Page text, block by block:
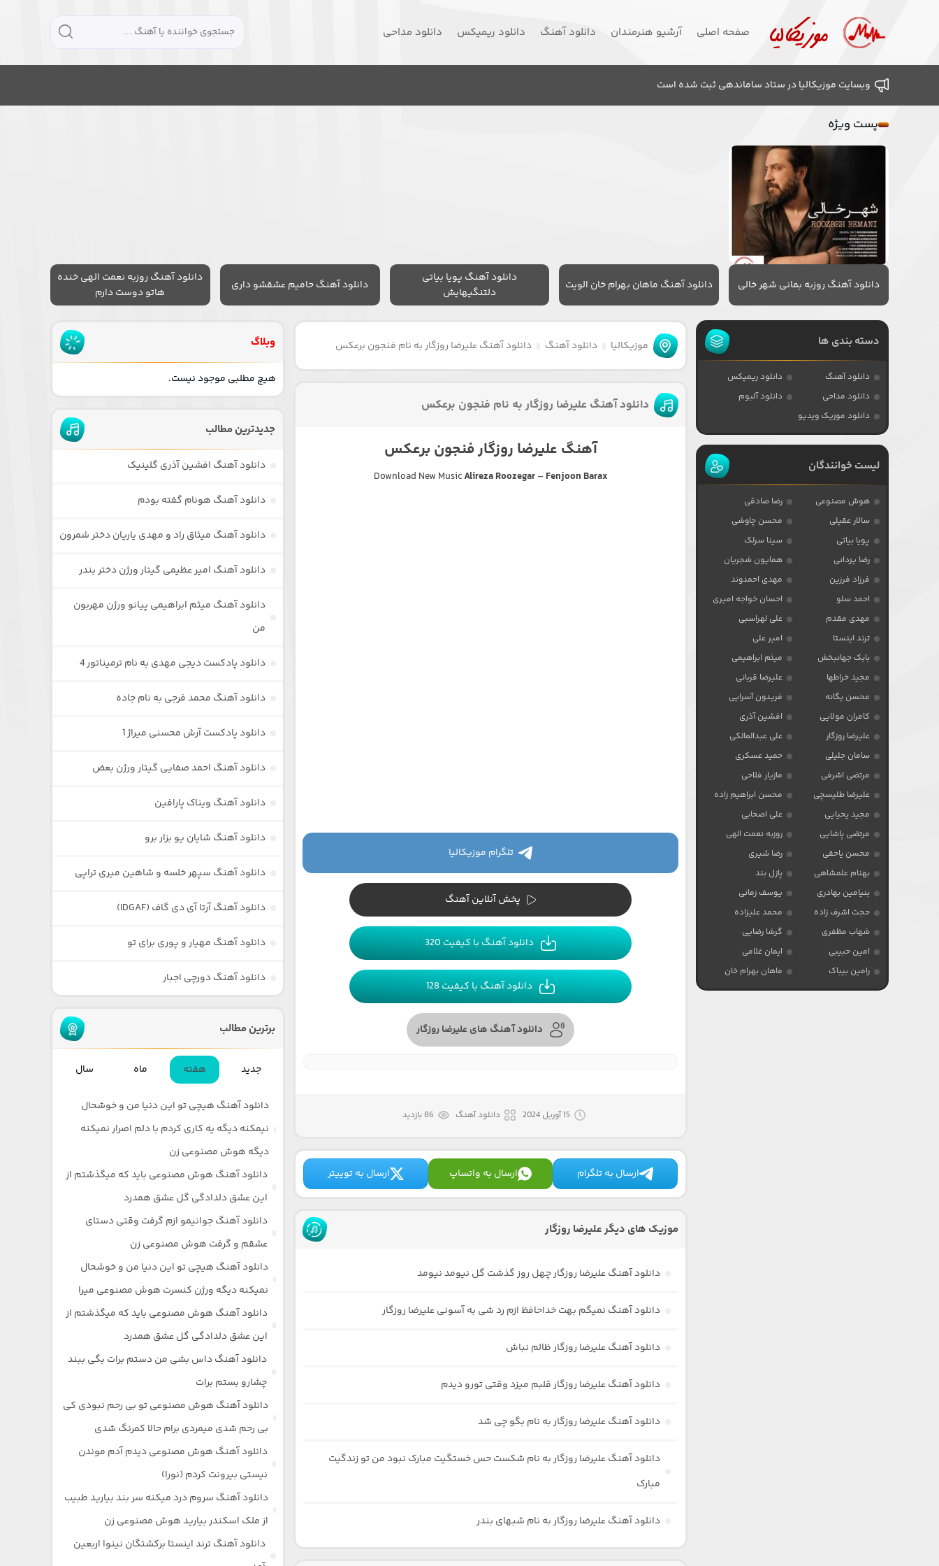
صفحه اصلی آرشیو هنرمندان دانلود آهنگ دانلود ریمیکس دانلود مداحی
وبسایت موزیکالیا در ستاد ساماندهی ثبت شده است
پست ویژه
دانلود آهنگ روزبه بمانی شهر خالی دانلود آهنگ ماهان بهرام خان الویت
دانلود آهنگ پویا بیاتی
دلتنگیهایش
دانلود آهنگ حامیم عشقشو داری
دانلود آهنگ روزبه نعمت الهی خنده
هاتو دوست دارم
موزیکالیا دانلود آهنگ دانلود آهنگ علیرضا روزگار به نام فنجون برعکس
دانلود آهنگ علیرضا روزگار به نام فنجون برعکس
آهنگ علیرضا روزگار فنجون برعکس
Download New MusicAlireza Roozegar– Fenjoon Barax
تلگرام موزیکالیا
پخش آنلاین آهنگ
دانلود آهنگ با کیفیت 320
دانلود آهنگ با کیفیت 128
دانلود آهنگ های علیرضا روزگار
15 آوریل 2024 دانلود آهنگ 86 بازدید
ارسال به تلگرام ارسال به واتساپ ارسال به توییتر
موزیک های دیگر علیرضا روزگار
دانلود آهنگ علیرضا روزگار چهل روز گذشت گل نیومد نیومد
دانلود آهنگ نمیگم بهت خداحافظ ازم رد شی به آسونی علیرضا روزگار
دانلود آهنگ علیرضا روزگار ظالم نباش
دانلود آهنگ علیرضا روزگار قلبم میزد وقتی تورو دیدم
دانلود آهنگ علیرضا روزگار به نام بگو چی شد
دانلود آهنگ علیرضا روزگار به نام شکست حس خستگیت مبارک نبود من تو زندگیت
مبارک
دانلود آهنگ علیرضا روزگار به نام شبهای بندر
دسته بندی ها
دانلود آهنگ
دانلود ریمیکس
دانلود مداحی
دانلود آلبوم
دانلود موزیک ویدیو
لیست خوانندگان
هوش مصنوعی
رضا صادقی
سالار عقیلی
محسن چاوشی
پویا بیاتی
سینا سرلک
رضا یزدانی
همایون شجریان
فرزاد فرزین
مهدی احمدوند
احمد سلو
احسان خواجه امیری
مهدی مقدم
علی لهراسبی
ترند اینستا
امیر علی
بابک جهانبخش
میثم ابراهیمی
مجید خراطها
علیرضا قربانی
محسن یگانه
فریدون آسرایی
کامران مولایی
افشین آذری
علیرضا روزگار
علی عبدالمالکی
سامان جلیلی
حمید عسکری
مرتضی اشرفی
مازیار فلاحی
علیرضا طلیسچی
محسن ابراهیم زاده
مجید یحیایی
علی اصحابی
مرتضی پاشایی
روزبه نعمت الهی
محسن یاحقی
رضا شیری
بهنام علمشاهی
پازل بند
بنیامین بهادری
یوسف زمانی
حجت اشرف زاده
محمد علیزاده
شهاب مظفری
گرشا رضایی
امین حبیبی
ایمان غلامی
رامین بیباک
ماهان بهرام خان
وبلاگ
هیچ مطلبی موجود نیست.
جدیدترین مطالب
دانلود آهنگ افشین آذری گلینیک
دانلود آهنگ هونام گفته بودم
دانلود آهنگ میثاق راد و مهدی یاریان دختر شمرون
دانلود آهنگ امیر عظیمی گیتار ورژن دختر بندر
دانلود آهنگ میثم ابراهیمی پیانو ورژن مهربون
من
دانلود پادکست دیجی مهدی به نام ترمیناتور 4
دانلود آهنگ محمد فرجی به نام جاده
دانلود پادکست آرش محسنی میراژ 1
دانلود آهنگ احمد صفایی گیتار ورژن بعض
دانلود آهنگ ویناک پارافین
دانلود آهنگ شایان یو بزار برو
دانلود آهنگ سپهر خلسه و شاهین میری تراپی
دانلود آهنگ آرتا آی دی گاف (IDGAF)
دانلود آهنگ مهیار و پوری برای تو
دانلود آهنگ دورچی اجبار
برترین مطالب
جدید هفته ماه سال
دانلود آهنگ هیچی تو این دنیا من و خوشحال
نیمکنه دیگه یه کاری کردم با دلم اصرار نمیکنه
دیگه هوش مصنوعی زن
دانلود آهنگ هوش مصنوعی باید که میگذشتم از
این عشق دلدادگی گل عشق همدرد
دانلود آهنگ جوانیمو ازم گرفت وقتی دستای
عشقم و گرفت هوش مصنوعی زن
دانلود آهنگ هیچی تو این دنیا من و خوشحال
نمیکنه دیگه ورژن کنسرت هوش مصنوعی میرا
دانلود آهنگ هوش مصنوعی باید که میگذشتم از
این عشق دلدادگی گل عشق همدرد
دانلود آهنگ داس بشی من دستم برات بگی ببند
چشارو بستم برات
دانلود آهنگ هوش مصنوعی تو بی رحم نبودی کی
بی رحم شدی میمردی برام حالا کمرنگ شدی
دانلود آهنگ هوش مصنوعی دیدم آدم موندن
نیستی بیرونت کردم (نورا)
دانلود آهنگ سروم درد میکنه سر بند بیارید طبیب
از ملک اسکندر بیارید هوش مصنوعی زن
دانلود آهنگ ترند اینستا برکشتگان نینوا اربعین